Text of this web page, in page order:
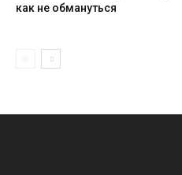
как не обмануться